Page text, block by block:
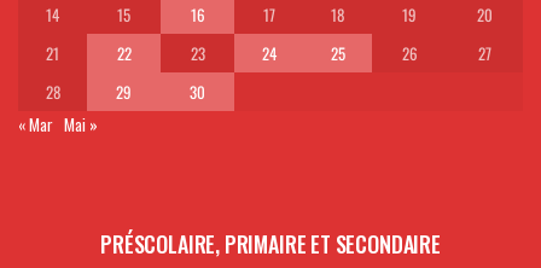
14
15 16 17 18 19
20
21
22 23 24 25 26
27
28
29
30
« Mar Mai »
PRÉSCOLAIRE, PRIMAIRE ET SECONDAIRE